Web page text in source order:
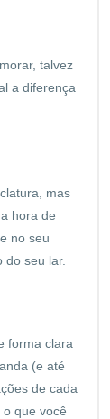
talvez
a diferença
mas
hora de
no seu
do seu lar.
forma clara
(e até
de cada
que você